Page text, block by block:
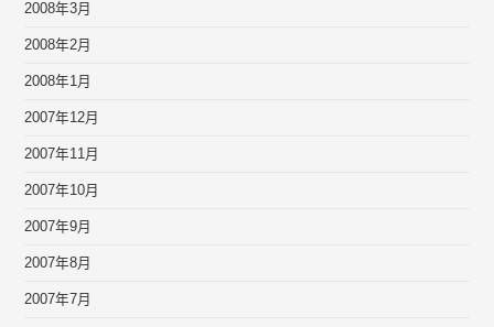
2008年3月
2008年2月
2008年1月
2007年12月
2007年11月
2007年10月
2007年9月
2007年8月
2007年7月